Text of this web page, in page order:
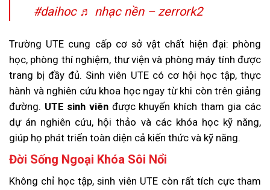
#daihoc ♬ nhạc nền – zerrork2
Trường UTE cung cấp cơ sở vật chất hiện đại: phòng
học, phòng thí nghiệm, thư viện và phòng máy tính được
trang bị đầy đủ. Sinh viên UTE có cơ hội học tập, thực
hành và nghiên cứu khoa học ngay từ khi còn trên giảng
đường. UTE sinh viên được khuyến khích tham gia các
dự án nghiên cứu, hội thảo và các khóa học kỹ năng,
giúp họ phát triển toàn diện cả kiến thức và kỹ năng.
Đời Sống Ngoại Khóa Sôi Nổi
Không chỉ học tập, sinh viên UTE còn rất tích cực tham